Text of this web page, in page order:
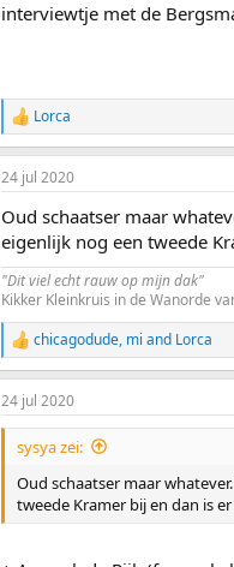
i
:
interviewtje met de
R
e
a
c
i
o
n
s
:
Lorca
24 jul 2020
Oud schaatser maar
eigenlijk nog een tweede
"Dit viel echt rauw op mijn dak"
Kikker Kleinkruis in de Wanorde
R
e
a
c
t
n
:
chicagodude, mi and Lorca
24 jul 2020
sysya zei:
Oud schaatser maar
tweede Kramer bij en dan is